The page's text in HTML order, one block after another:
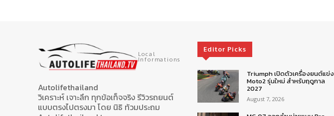
Local
Informations
Autolifethailand
วิเคราะห์ เจาะลึก ทุกข้อเท็จจริง รีวิวรถยนต์
แบบตรงไปตรงมา โดย นิธิ ท้วมประถม
Editor Picks
Triumph เปิดตัวเครื่องยนต์แข่ง
Moto2 รุ่นใหม่ สำหรับฤดูกาล
2027
August 7, 2026